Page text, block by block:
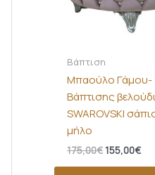
Βάπτιση
Μπαούλο Γάμου-
Βάπτισης
SWAROVSKI
μήλο
175,00€ 155,00€